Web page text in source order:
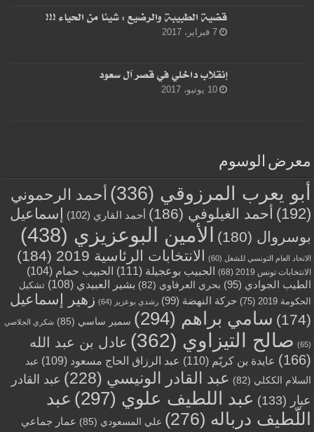
قضية الطبيبة والرضيع : شيئا من الحياء !!!
7 فبراير، 2017
إنقلاب داخلي في قصر آل سعود
10 يونيو، 2017
معرض الوسوم
أبو يعرب المرزوقي (336)
أحمد الرحموني
(192)
أحمد الغيلوفي (186) أحمد القاري (102)
إسماعيل
بوسروال (180) الأمين البوعزيزي (438)
الاتحاد العام التونسي للشغل (60) الانتخابات الرئاسية 2019 (184)
الانتخابات تونس 2019 (68) الحبيب بوعجيلة (111) الحبيب حمام (104)
الطيب الجوادي (95) بحري العرفاوي (82) بشير العبيدي (108)
تشكيل
الحكومة 2019
(75) حركة النهضة (99) رشدي بوعزيز (64)
زهير إسماعيل
(174)
سامي براهم (294) سمير ساسي (85) شكري الجلاصي
(65) صالح التيزاوي (362)
عادل بن عبد الله
(166)
عايدة بن كريّم (110) عبد الرزاق الحاج مسعود (109)
عبد
السلام الككلي (82) عبد القادر الونيسي (228)
عبد القادر
عبار (133) عبد اللطيف علوي (297)
عبد
اللّطيف درباله (276) علي المسعودي (85) عمار جماعي